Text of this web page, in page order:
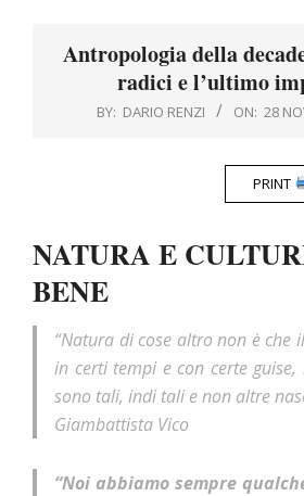
Antropologia della
radici e l’ultimo
BY: DARIO RENZI ON: 28
PRINT
NATURA E
BENE
“Natura di cose altro non è che
in certi tempi e con certe
sono tali, indi tali e non altre
Giambattista Vico
“Noi abbiamo sempre